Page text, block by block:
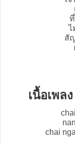
ไ
สั
เนื้อเพล
chai